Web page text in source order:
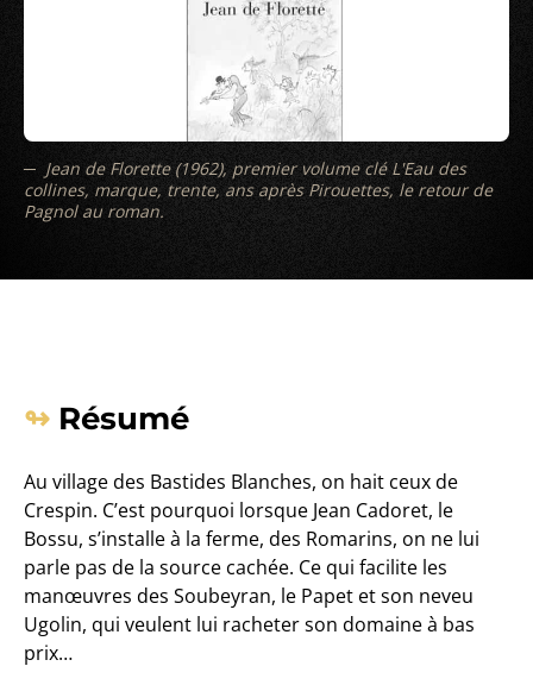
Jean de Florette (1962), premier volume clé L'Eau des
collines, marque, trente, ans après Pirouettes, le retour de
Pagnol au roman.
Résumé
Au village des Bastides Blanches, on hait ceux de
Crespin. C’est pourquoi lorsque Jean Cadoret, le
Bossu, s’installe à la ferme, des Romarins, on ne lui
parle pas de la source cachée. Ce qui facilite les
manœuvres des Soubeyran, le Papet et son neveu
Ugolin, qui veulent lui racheter son domaine à bas
prix…